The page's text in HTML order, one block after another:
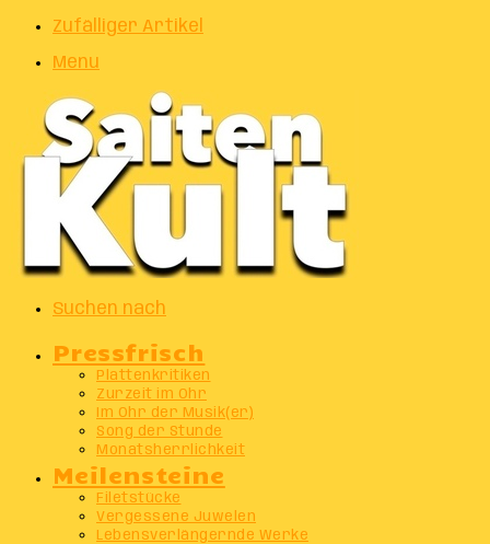
Zufälliger Artikel
Menu
Suchen nach
Pressfrisch
Plattenkritiken
Zurzeit im Ohr
Im Ohr der Musik(er)
Song der Stunde
Monatsherrlichkeit
Meilensteine
Filetstücke
Vergessene Juwelen
Lebensverlängernde Werke